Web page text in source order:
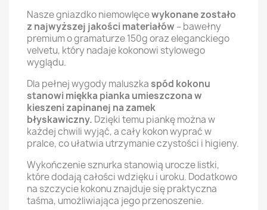
Nasze gniazdko niemowlęcewykonane zostało
z najwyższej jakości materiałów – bawełny
premium o gramaturze 150g oraz eleganckiego
velvetu, który nadaje kokonowi stylowego
wyglądu.
Dla pełnej wygody maluszkaspód kokonu
stanowi miękka pianka umieszczona w
kieszeni zapinanej na zamek
błyskawiczny. Dzięki temu piankę można w
każdej chwili wyjąć, a cały kokon wyprać w
pralce, co ułatwia utrzymanie czystości i higieny.
Wykończenie sznurka stanowią urocze listki,
które dodają całości wdzięku i uroku. Dodatkowo
na szczycie kokonu znajduje się praktyczna
taśma, umożliwiająca jego przenoszenie.